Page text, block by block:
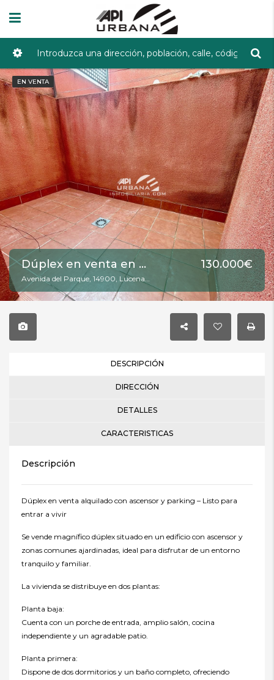
EN VENTA
Dúplex en venta en Lucena de 75 m2 REF:3803
Avenida del Parque, 14900, Lucena, Córdoba
130.000€
DESCRIPCIÓN
DIRECCIÓN
DETALLES
CARACTERISTICAS
Descripción
Dúplex en venta alquilado con ascensor y parking – Listo para
entrar a vivir
Se vende magnífico dúplex situado en un edificio con ascensor y
zonas comunes ajardinadas, ideal para disfrutar de un entorno
tranquilo y familiar.
La vivienda se distribuye en dos plantas:
Planta baja:
Cuenta con un porche de entrada, amplio salón, cocina
independiente y un agradable patio.
Planta primera:
Dispone de dos dormitorios y un baño completo, ofreciendo